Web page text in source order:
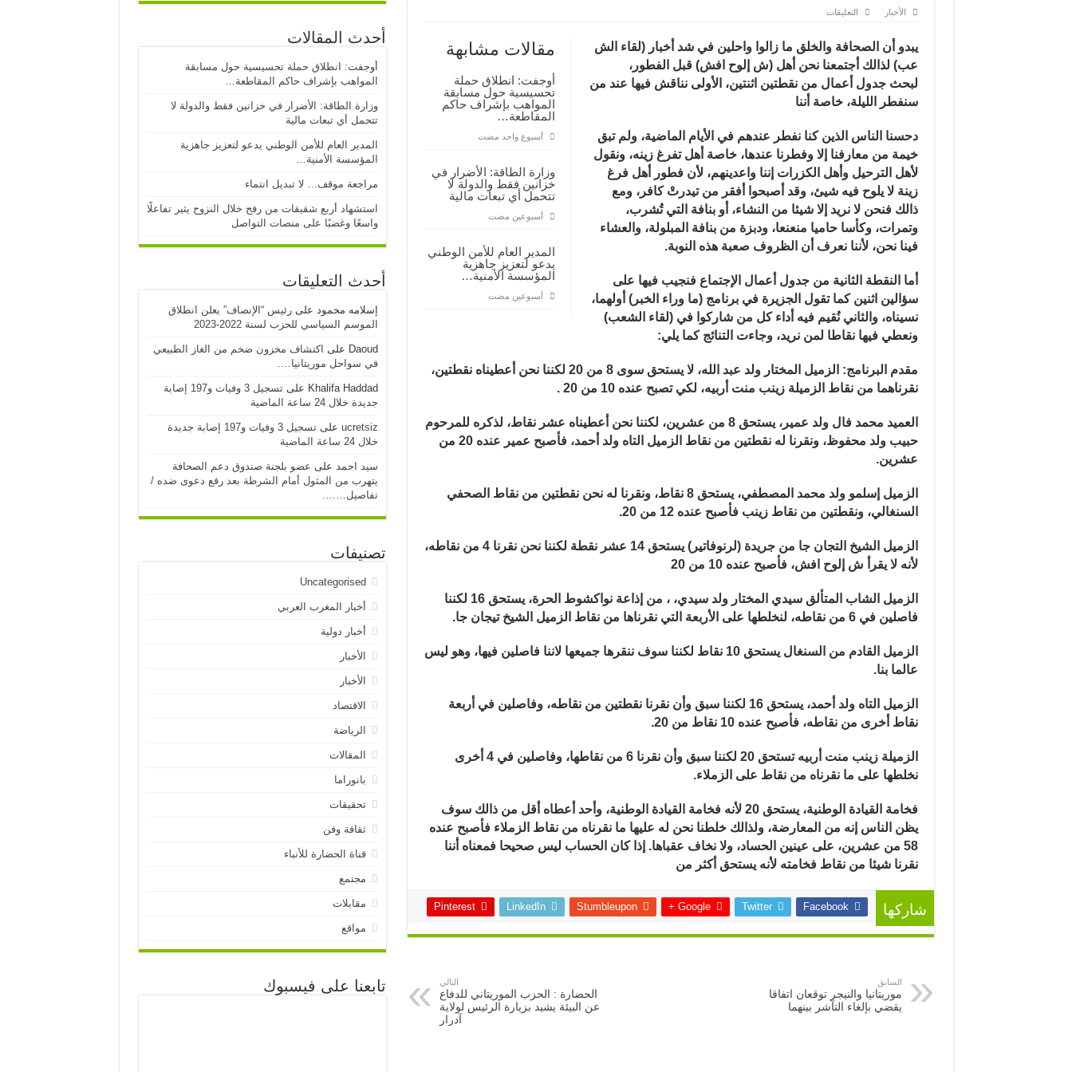
الأخبار التعليقات
على
58
نقطة
من
20
في
برنامج
نقلا
عن
موقع
شي
ألوح
الساخر
مغلقة
مقالات مشابهة
أوجفت: انطلاق حملة
تحسيسية حول مسابقة
المواهب بإشراف حاكم
المقاطعة…
‏أسبوع واحد مضت
وزارة الطاقة: الأضرار في
خزانين فقط والدولة لا
تتحمل أي تبعات مالية
‏أسبوعين مضت
المدير العام للأمن الوطني
يدعو لتعزيز جاهزية
المؤسسة الأمنية…
‏أسبوعين مضت
يبدو أن الصحافة والخلق ما زالوا واحلين في شد أخبار (لقاء الش
عب) لذالك أجتمعنا نحن أهل (ش إلوح افش) قبل الفطور،
لبحث جدول أعمال من نقطتين اثنتين، الأولى نناقش فيها عند من
سنفطر الليلة، خاصة أننا
دحسنا الناس الذين كنا نفطر عندهم في الأيام الماضية، ولم تبق
خيمة من معارفنا إلا وفطرنا عندها، خاصة أهل تفرغ زينه، ونقول
لأهل الترحيل وأهل الكزرات إننا واعدينهم، لأن فطور أهل فرغ
زينة لا يلوح فيه شيئ، وقد أصبحوا أفقر من تيدرتْ كافر، ومع
ذالك فنحن لا نريد إلا شيئا من النشاء، أو بنافة التي تُشرب،
وتمرات، وكأسا حاميا منعنعا، ودبزة من بنافة المبلولة، والعشاء
فينا نحن، لأننا نعرف أن الظروف صعبة هذه النوبة.
أما النقطة الثانية من جدول أعمال الإجتماع فنجيب فيها على
سؤالين اثنين كما تقول الجزيرة في برنامج (ما وراء الخبر) أولهما،
نسيناه، والثاني نُقيم فيه أداء كل من شاركوا في (لقاء الشعب)
ونعطي فيها نقاطا لمن نريد، وجاءت التنائج كما يلي:
مقدم البرنامج: الزميل المختار ولد عبد الله، لا يستحق سوى
8 من 20 لكننا نحن أعطيناه نقطتين،
نقرناهما من نقاط الزميلة زينب منت أربيه، لكي تصبح عنده 10 من 20 .
العميد محمد فال ولد عمير، يستحق 8 من عشرين، لكننا نحن أعطيناه عشر نقاط، لذكره للمرحوم
حبيب ولد محفوظ، ونقرنا له نقطتين من نقاط الزميل التاه ولد أحمد، فأصبح عمير عنده 20 من
عشرين.
الزميل إسلمو ولد محمد المصطفي، يستحق 8 نقاط، ونقرنا له نحن نقطتين من نقاط الصحفي
السنغالي، ونقطتين من نقاط زينب فأصبح عنده 12 من 20
.
الزميل الشيخ التجان جا من جريدة (لرنوفاتير) يستحق 14 عشر نقطة لكننا نحن نقرنا 4 من نقاطه،
لأنه لا يقرأ ش إلوح افش، فأصبح عنده 10 من 20
الزميل الشاب المتألق سيدي المختار ولد سيدي، ، من إذاعة نواكشوط الحرة، يستحق 16 لكننا
فاصلين في 6 من نقاطه، لنخلطها على الأربعة التي نقرناها من نقاط الزميل الشيخ تيجان جا
.
الزميل القادم من السنغال يستحق 10 نقاط لكننا سوف ننقرها جميعها لاننا فاصلين فيها، وهو ليس
عالما بنا.
الزميل التاه ولد أحمد، يستحق 16 لكننا سبق وأن نقرنا نقطتين من نقاطه، وفاصلين في أربعة
نقاط أخرى من نقاطه، فأصبح عنده 10 نقاط من 20
.
الزميلة زينب منت أربيه تستحق 20 لكننا سبق وأن نقرنا 6 من نقاطها، وفاصلين في 4 أخرى
نخلطها على ما نقرناه من نقاط على الزملاء.
فخامة القيادة الوطنية، يستحق 20 لأنه فخامة القيادة الوطنية، وأحد أعطاه أقل من ذالك سوف
يظن الناس إنه من المعارضة، ولذالك خلطنا نحن له عليها ما نقرناه من نقاط الزملاء فأصبح عنده
58 من عشرين، على عينين الحساد، ولا نخاف عقباها
. إذا كان الحساب ليس صحيحا فمعناه أننا
نقرنا شيئا من نقاط فخامته لأنه يستحق أكثر من
شاركها Facebook
Twitter
Google +
Stumbleupon
LinkedIn
Pinterest
السابق
موريتانيا والنيجر توقعان اتفاقا
يقضي بإلغاء التآشر بينهما
التالي
الحضارة : الحزب الموريتاني للدفاع
عن البيئة يشيد بزيارة الرئيس لولاية
آدرار
أحدث المقالات
أوجفت: انطلاق حملة تحسيسية حول مسابقة
المواهب بإشراف حاكم المقاطعة…
وزارة الطاقة: الأضرار في خزانين فقط والدولة لا
تتحمل أي تبعات مالية
المدير العام للأمن الوطني يدعو لتعزيز جاهزية
المؤسسة الأمنية…
مراجعة موقف… لا تبديل انتماء
استشهاد أربع شقيقات من رفح خلال النزوح يثير تفاعلًا
واسعًا وغضبًا على منصات التواصل
أحدث التعليقات
إسلامه محمود علىرئيس “الإنصاف” يعلن انطلاق
الموسم السياسي للحزب لسنة 2022-2023
Daoud على اكتشاف مخزون ضخم من الغاز الطبيعي
في سواحل موريتانيا….
Khalifa Haddad على
تسجيل 3 وفيات و197 إصابة
جديدة خلال 24 ساعة الماضية
ucretsiz على
تسجيل 3 وفيات و197 إصابة جديدة
خلال 24 ساعة الماضية
سيد احمد على عضو بلجنة صندوق دعم الصحافة
يتهرب من المثول أمام الشرطة بعد رفع دعوى ضده /
تفاصيل…….
تصنيفات
Uncategorised
أخبار المغرب العربي
أخبار دولية
الأخبار
الأخبار
الاقتصاد
الرياضة
المقالات
بانوراما
تحقيقات
ثقافة وفن
قناة الحضارة للأنباء
مجتمع
مقابلات
مواقع
تابعنا على فيسبوك